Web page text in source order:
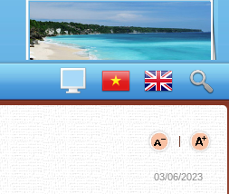
|
03/06/2023